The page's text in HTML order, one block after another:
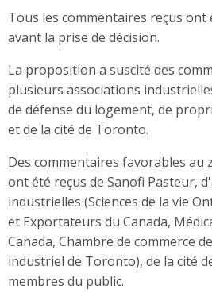
Tous les commentaires reçus ont
avant la prise de décision.
La proposition a suscité des
plusieurs associations
de défense du logement, de
et de la cité de Toronto.
Des commentaires favorables au
ont été reçus de Sanofi Pasteur,
industrielles (Sciences de la vie
et Exportateurs du Canada,
Canada, Chambre de commerce
industriel de Toronto), de la cité
membres du public.